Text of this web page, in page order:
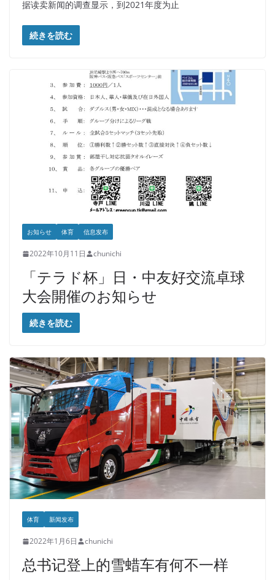
据读卖新闻的调查显示，到2021年度为止
続きを読む
お知らせ 体育 信息发布
2022年10月11日 chunichi
「テラド杯」日・中友好交流卓球
大会開催のお知らせ
続きを読む
体育 新闻发布
2022年1月6日 chunichi
总书记登上的雪蜡车有何不一样